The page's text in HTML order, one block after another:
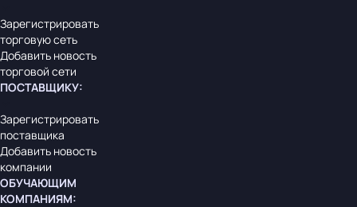
Зарегистрировать
торговую сеть
Добавить новость
торговой сети
ПОСТАВЩИКУ:
Зарегистрировать
поставщика
Добавить новость
компании
ОБУЧАЮЩИМ
КОМПАНИЯМ: